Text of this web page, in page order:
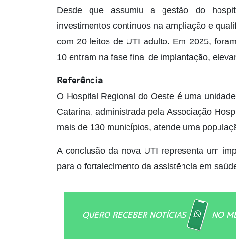
Desde que assumiu a gestão do
investimentos contínuos na ampliação e
com 20 leitos de UTI adulto. Em 2025,
10 entram na fase final de implantação,
Referência
O Hospital Regional do Oeste é uma
Catarina, administrada pela Associação
mais de 130 municípios, atende uma
A conclusão da nova UTI representa um
para o fortalecimento da assistência em
QUERO RECEBER NOTÍCIAS NO